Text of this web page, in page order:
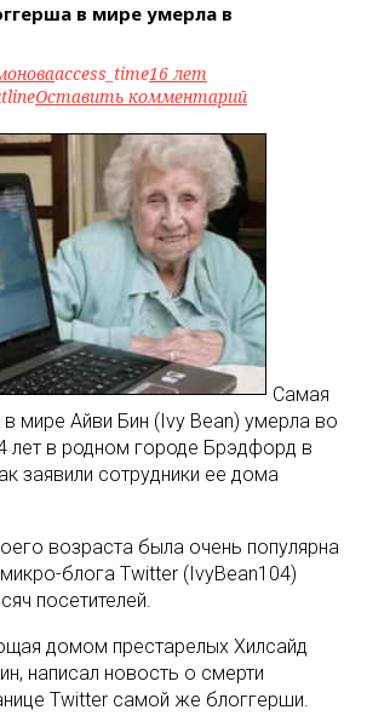
в мире умерла в
access_time16 лет
Оставить комментарий
Самая
в мире Айви Бин (Ivy Bean) умерла во
лет в родном городе Брэдфорд в
заявили сотрудники ее дома
возраста была очень популярна
блога Twitter (IvyBean104)
посетителей.
домом престарелых Хилсайд
написал новость о смерти
Twitter самой же блоггерши.